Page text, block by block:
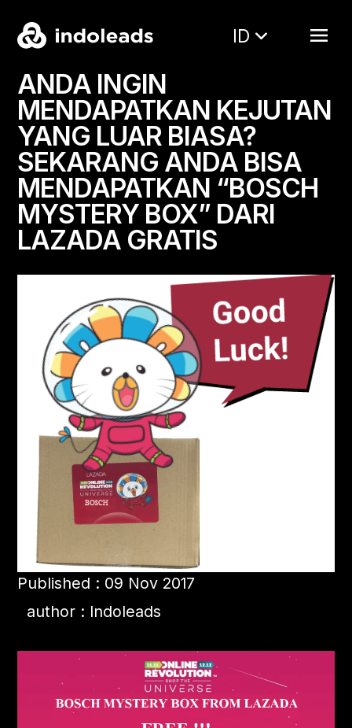
ID
ANDA INGIN
MENDAPATKAN KEJUTAN
YANG LUAR BIASA?
SEKARANG ANDA BISA
MENDAPATKAN “BOSCH
MYSTERY BOX” DARI
LAZADA GRATIS
Published : 09 Nov 2017
author : Indoleads